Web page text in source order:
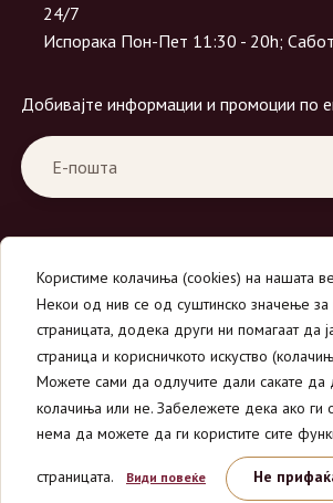
24/7
Испорака Пон-Пет 11:30 - 20h;
Добивајте информации и промоции по
© 2026Вино Маркет -
Сите права се задржани.
Користиме колачиња (cookies) на нашата
Некои од нив се од суштинско значење за
страницата, додека други ни помагаат да
страница и корисничкото искуство
Можете сами да одлучите дали сакате да
колачиња или не. Забележете дека ако ги
нема да можете да ги користите сите
страницата. Види повеќе Не